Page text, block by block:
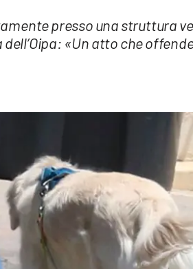
presso una struttura
«Un atto che